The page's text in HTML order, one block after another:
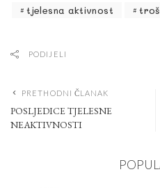
tjelesna aktivnost
PODIJELI
PRETHODNI ČLANAK
POSLJEDICE TJELESNE
NEAKTIVNOSTI